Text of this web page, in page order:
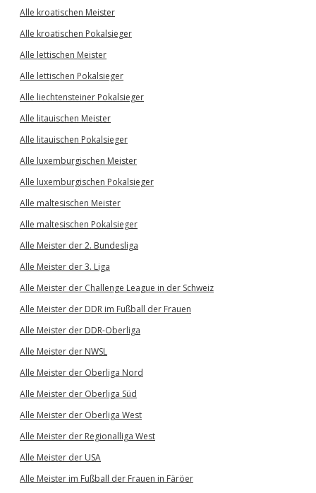
Alle kroatischen Meister
Alle kroatischen Pokalsieger
Alle lettischen Meister
Alle lettischen Pokalsieger
Alle liechtensteiner Pokalsieger
Alle litauischen Meister
Alle litauischen Pokalsieger
Alle luxemburgischen Meister
Alle luxemburgischen Pokalsieger
Alle maltesischen Meister
Alle maltesischen Pokalsieger
Alle Meister der 2. Bundesliga
Alle Meister der 3. Liga
Alle Meister der Challenge League in der Schweiz
Alle Meister der DDR im Fußball der Frauen
Alle Meister der DDR-Oberliga
Alle Meister der NWSL
Alle Meister der Oberliga Nord
Alle Meister der Oberliga Süd
Alle Meister der Oberliga West
Alle Meister der Regionalliga West
Alle Meister der USA
Alle Meister im Fußball der Frauen in Färöer